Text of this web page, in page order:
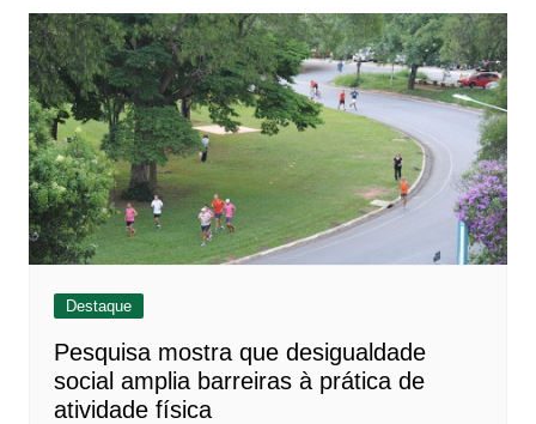
Destaque
Pesquisa mostra que desigualdade
social amplia barreiras à prática de
atividade física